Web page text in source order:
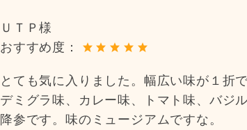
ＵＴＰ様
おすすめ度：
とても気に入りました。幅広い味が１折
デミグラ味、カレー味、トマト味、バジ
降参です。味のミュージアムですな。